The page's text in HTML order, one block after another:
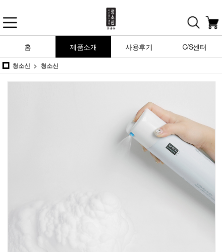
홈 제품소개 사용후기 C/S센터
청소신 청소신